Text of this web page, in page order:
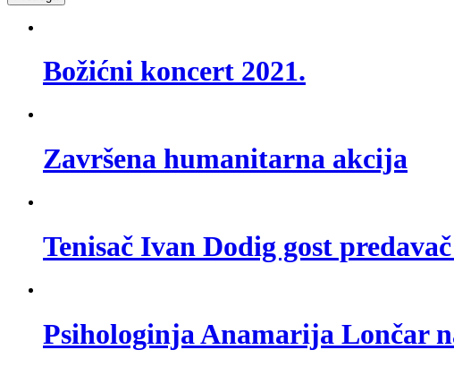
Božićni koncert 2021.
Završena humanitarna akcija
Tenisač Ivan Dodig gost
Psihologinja Anamarija Lončar